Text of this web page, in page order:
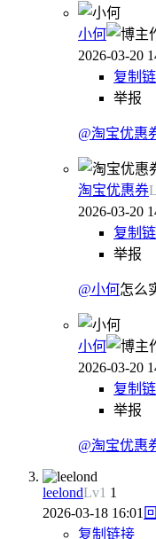
小何
2026-03-20
复制
举报
@淘宝优惠
淘宝优惠券
2026-03-20
复制
举报
@小何怎么
小何
2026-03-20
复制
举报
@淘宝优惠
leelondLv1 1
2026-03-18 16:01
复制链接